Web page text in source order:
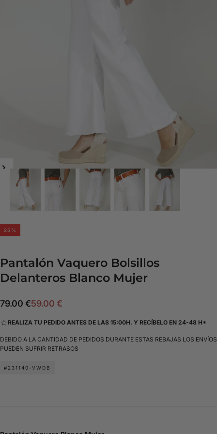
25 %
Pantalón Vaquero Bolsillos
Delanteros Blanco Mujer
59.00
Precio
79.00 €Precio
59.00 €
REALIZA TU PEDIDO ANTES DE LAS 15:00H. Y RECÍBELO EN 24-48 H*
DEBIDO A LA CANTIDAD DE PEDIDOS DURANTE ESTAS REBAJAS LOS ENVÍOS
PUEDEN SUFRIR RETRASOS
#231140-VWDB